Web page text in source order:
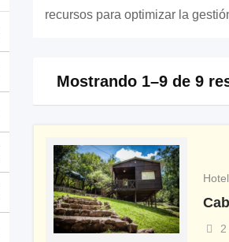
recursos para optimizar la
Mostrando 1–9 de 9